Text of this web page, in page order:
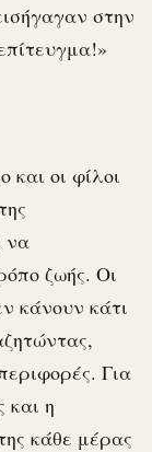
στην
οι φίλοι
να
ζωής. Οι
κάνουν κάτι
Για
και η
κάθε μέρας